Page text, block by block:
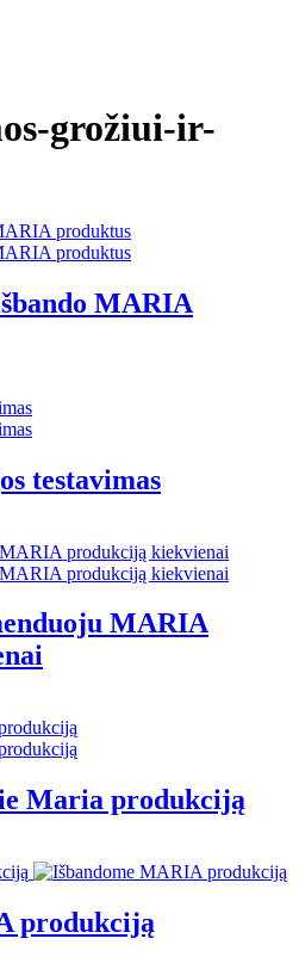
grožiui-ir-
MARIA
testavimas
MARIA
Maria produkciją
produkciją